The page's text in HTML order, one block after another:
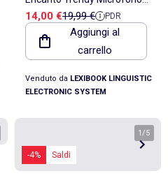
luminoso con altoparlante
(auxin), melodie ed effetti
sonori
Prezzo di vendita
14,00 €Prezzo di riferimento
19,99 € PDR
Aggiungi al
carrello
Venduto da LEXIBOOK LINGUISTIC
ELECTRONIC SYSTEM
-4% Saldi
1 /5